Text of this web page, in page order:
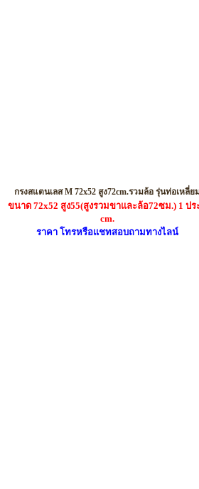
กรงสแตนเลส M 72x52 สูง72cm.รวมล้อ รุ่นท่อเหลี่ย
ขนาด 72x52 สูง55(สูงรวมขาและล้อ72ซม.) 1 ปร
cm.
ราคา โทรหรือแชทสอบถามทางไลน์